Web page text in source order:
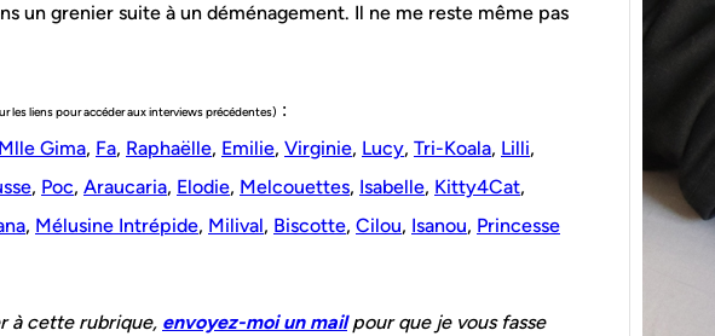
un grenier suite à un déménagement. Il ne me reste même pas
les liens pour accéder aux interviews précédentes) :
Mlle Gima, Fa, Raphaëlle, Emilie, Virginie, Lucy, Tri-Koala, Lilli,
, Poc, Araucaria, Elodie, Melcouettes, Isabelle, Kitty4Cat,
, Mélusine Intrépide, Milival, Biscotte, Cilou, Isanou, Princesse
à cette rubrique, envoyez-moi un mailpour que je vous fasse